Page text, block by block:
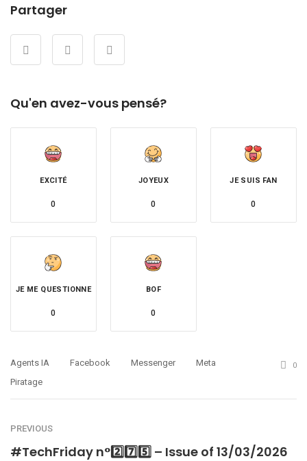
Partager
Qu'en avez-vous pensé?
EXCITÉ
0
JOYEUX
0
JE SUIS FAN
0
JE ME QUESTIONNE
0
BOF
0
Agents IA Facebook Messenger
Meta
Piratage
0
PREVIOUS
#TechFriday n°2️⃣7️⃣5️⃣ – Issue of 13/03/2026